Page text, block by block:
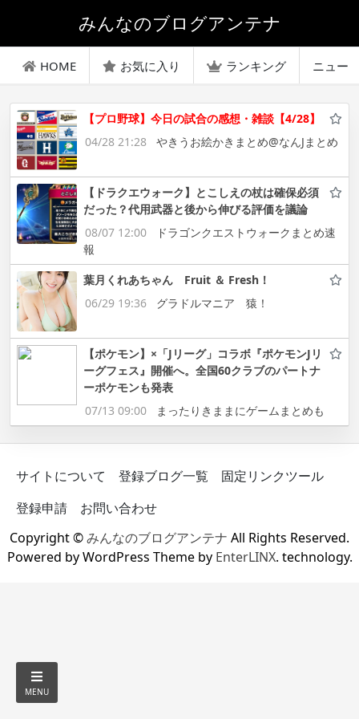
みんなのブログアンテナ
HOME お気に入り ランキング ニュー
【プロ野球】今日の試合の感想・雑談【4/28】
04/28 21:28
やきうお絵かきまとめ@なんJまとめ
【ドラクエウォーク】とこしえの杖は確保必須
だった？代用武器と後から伸びる評価を議論
08/07 12:00
ドラゴンクエストウォークまとめ速
報
葉月くれあちゃん Fruit ＆ Fresh！
06/29 19:36
グラドルマニア 猿！
【ポケモン】×「Jリーグ」コラボ『ポケモンJリ
ーグフェス』開催へ。全国60クラブのパートナ
ーポケモンも発表
07/13 09:00
まったりきままにゲームまとめも
サイトについて 登録ブログ一覧
固定リンクツール
登録申請
お問い合わせ
Copyright ©みんなのブログアンテナ All Rights Reserved.
Powered by WordPress Theme by EnterLINX. technology.
MENU